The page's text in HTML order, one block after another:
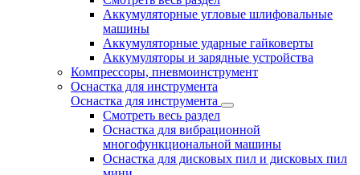
Аккумуляторные угловые шлифовальные
машины
Аккумуляторные ударные гайковерты
Аккумуляторы и зарядные устройства
Компрессоры, пневмоинструмент
Оснастка для инструмента
Оснастка для инструмента
Смотреть весь раздел
Оснастка для вибрационной
многофункциональной машины
Оснастка для дисковых пил и дисковых пил